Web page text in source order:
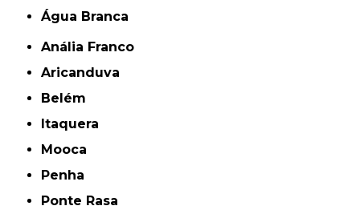
Água Branca
Anália Franco
Aricanduva
Belém
Itaquera
Mooca
Penha
Ponte Rasa